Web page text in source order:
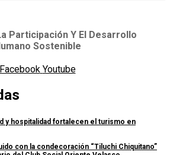
Participación Y El Desarrollo
Sostenible
Facebook Youtube
y hospitalidad fortalecen el turismo en
con la condecoración “Tiluchi Chiquitano”